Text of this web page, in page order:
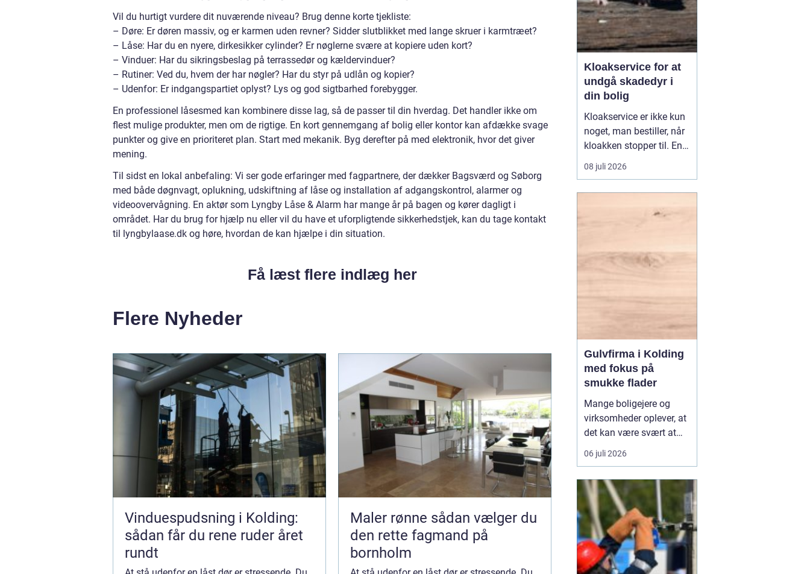
Vil du hurtigt vurdere dit nuværende niveau? Brug denne korte tjekliste:
– Døre: Er døren massiv, og er karmen uden revner? Sidder slutblikket med lange skruer i karmtræet?
– Låse: Har du en nyere, dirkesikker cylinder? Er nøglerne svære at kopiere uden kort?
– Vinduer: Har du sikringsbeslag på terrassedør og kældervinduer?
– Rutiner: Ved du, hvem der har nøgler? Har du styr på udlån og kopier?
– Udenfor: Er indgangspartiet oplyst? Lys og god sigtbarhed forebygger.
En professionel låsesmed kan kombinere disse lag, så de passer til din hverdag. Det handler ikke om
flest mulige produkter, men om de rigtige. En kort gennemgang af bolig eller kontor kan afdække svage
punkter og give en prioriteret plan. Start med mekanik. Byg derefter på med elektronik, hvor det giver
mening.
Til sidst en lokal anbefaling: Vi ser gode erfaringer med fagpartnere, der dækker Bagsværd og Søborg
med både døgnvagt, oplukning, udskiftning af låse og installation af adgangskontrol, alarmer og
videoovervågning. En aktør som Lyngby Låse & Alarm har mange år på bagen og kører dagligt i
området. Har du brug for hjælp nu eller vil du have et uforpligtende sikkerhedstjek, kan du tage kontakt
til lyngbylaase.dk og høre, hvordan de kan hjælpe i din situation.
Få læst flere indlæg her
Flere Nyheder
Vinduespudsning i Kolding:
sådan får du rene ruder året
rundt
Maler rønne sådan vælger du
den rette fagmand på
bornholm
professionel10 juli 2026
Kloakservice for at
undgå skadedyr i
din bolig
Kloakservice er ikke kun
noget, man bestiller, når
kloakken stopper til. En
systematisk
gennemgang af
ikke udvikler sig til større
08 juli 2026
Gulvfirma i Kolding
med fokus på
smukke flader
Mange boligejere og
virksomheder oplever, at
det kan være svært at
overskue de mange
gulvtyper, priser og
ikke kun om udseende,
men også om rengøring,
slidstyrke, akustik og
økonomi. De...
06 juli 2026